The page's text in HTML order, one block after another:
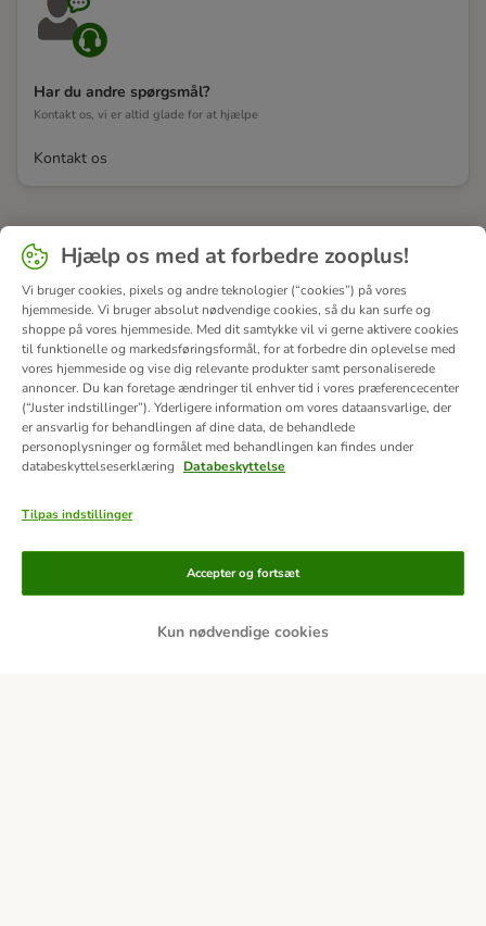
Har du andre spørgsmål?
Kontakt os, vi er altid glade for at hjælpe
Kontakt os
Hjælp os med at forbedre zooplus!
Vi bruger cookies, pixels og andre teknologier (“cookies”) på vores
hjemmeside. Vi bruger absolut nødvendige cookies, så du kan surfe og
shoppe på vores hjemmeside. Med dit samtykke vil vi gerne aktivere cookies
til funktionelle og markedsføringsformål, for at forbedre din oplevelse med
vores hjemmeside og vise dig relevante produkter samt personaliserede
annoncer. Du kan foretage ændringer til enhver tid i vores præferencecenter
(“Juster indstillinger”). Yderligere information om vores dataansvarlige, der
er ansvarlig for behandlingen af ​​dine data, de behandlede
personoplysninger og formålet med behandlingen kan findes under
databeskyttelseserklæring
Databeskyttelse
Tilpas indstillinger
Kun nødvendige cookies
Accepter og fortsæt